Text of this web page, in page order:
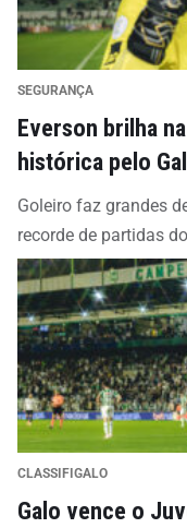
SEGURANÇA
Everson brilha
histórica pelo
Goleiro faz grandes
recorde de partidas
CLASSIFIGALO
Galo vence o